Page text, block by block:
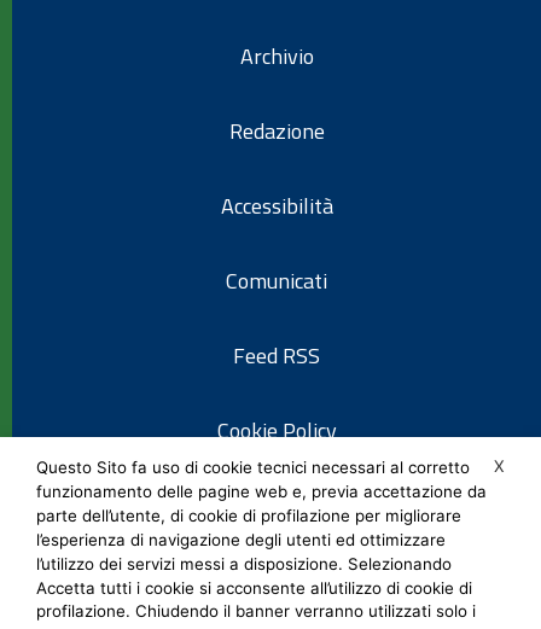
Archivio
Redazione
Accessibilità
Comunicati
Feed RSS
Cookie Policy
Informativa privacy
Note legali
X
Questo Sito fa uso di cookie tecnici necessari al corretto
funzionamento delle pagine web e, previa accettazione da
parte dell’utente, di cookie di profilazione per migliorare
l’esperienza di navigazione degli utenti ed ottimizzare
l’utilizzo dei servizi messi a disposizione. Selezionando
Accetta tutti i cookie si acconsente all’utilizzo di cookie di
profilazione. Chiudendo il banner verranno utilizzati solo i